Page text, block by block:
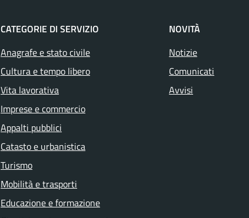
CATEGORIE DI SERVIZIO
Anagrafe e stato civile
Cultura e tempo libero
Vita lavorativa
Imprese e commercio
Appalti pubblici
Catasto e urbanistica
Turismo
Mobilità e trasporti
Educazione e formazione
NOVITÀ
Notizie
Comunicati
Avvisi